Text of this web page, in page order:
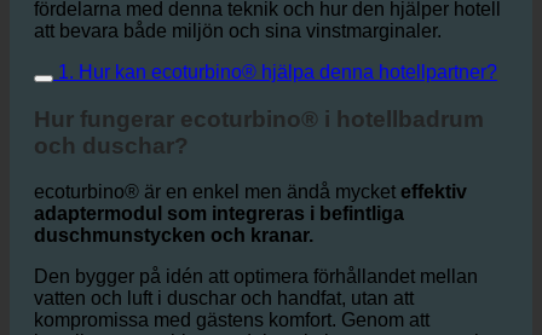
Den här artikeln förklarar hur ecoturbino fungerar,
fördelarna med denna teknik och hur den hjälper hotell
1. Hur kan ecoturbino® hjälpa denna hotellpartner?
Hur fungerar ecoturbino® i hotellbadrum
och duschar?
ecoturbino® är en enkel men ändå mycket
adaptermodul som integreras i befintliga
duschmunstycken och kranar.